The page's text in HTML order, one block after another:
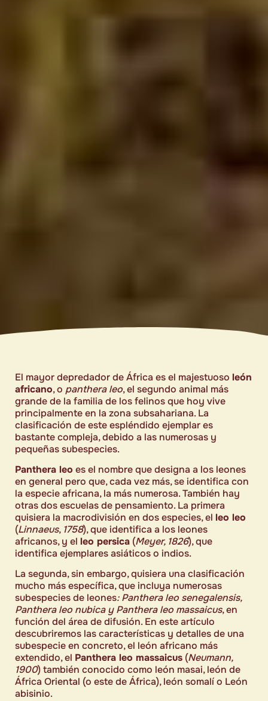
El mayor depredador de África es el majestuoso león
africano, o panthera leo, el segundo animal más
grande de la familia de los felinos que hoy vive
principalmente en la zona subsahariana. La
clasificación de este espléndido ejemplar es
bastante compleja, debido a las numerosas y
pequeñas subespecies.
Panthera leo es el nombre que designa a los leones
en general pero que, cada vez más, se identifica con
la especie africana, la más numerosa. También hay
otras dos escuelas de pensamiento. La primera
quisiera la macrodivisión en dos especies, el leo leo
(Linnaeus, 1758), que identifica a los leones
africanos, y el leo persica (Meyer, 1826), que
identifica ejemplares asiáticos o indios.
La segunda, sin embargo, quisiera una clasificación
mucho más específica, que incluya numerosas
subespecies de leones: Panthera leo senegalensis,
Panthera leo nubica y Panthera leo massaicus, en
función del área de difusión. En este artículo
descubriremos las características y detalles de una
subespecie en concreto, el león africano más
extendido, el Panthera leo massaicus (Neumann,
1900) también conocido como león masai, león de
África Oriental (o este de África), león somalí o León
abisinio.